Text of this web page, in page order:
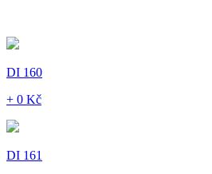
DI 160
+ 0 Kč
DI 161